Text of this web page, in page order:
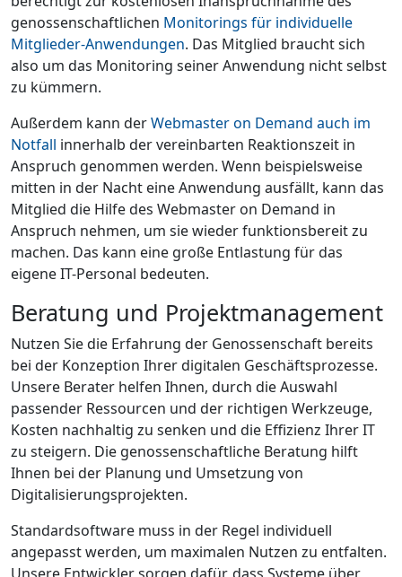
genossenschaftlichen Monitorings für individuelle
Mitglieder-Anwendungen. Das Mitglied braucht sich
also um das Monitoring seiner Anwendung nicht selbst
zu kümmern.
Außerdem kann derWebmaster on Demand auch im
Notfall innerhalb der vereinbarten Reaktionszeit in
Anspruch genommen werden. Wenn beispielsweise
mitten in der Nacht eine Anwendung ausfällt, kann das
Mitglied die Hilfe des Webmaster on Demand in
Anspruch nehmen, um sie wieder funktionsbereit zu
machen. Das kann eine große Entlastung für das
eigene IT-Personal bedeuten.
Beratung und Projektmanagement
Nutzen Sie die Erfahrung der Genossenschaft bereits
bei der Konzeption Ihrer digitalen Geschäftsprozesse.
Unsere Berater helfen Ihnen, durch die Auswahl
passender Ressourcen und der richtigen Werkzeuge,
Kosten nachhaltig zu senken und die Effizienz Ihrer IT
zu steigern. Die genossenschaftliche Beratung hilft
Ihnen bei der Planung und Umsetzung von
Digitalisierungsprojekten.
Standardsoftware muss in der Regel individuell
angepasst werden, um maximalen Nutzen zu entfalten.